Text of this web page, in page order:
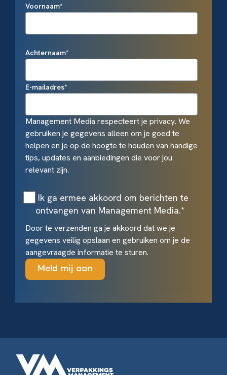
Voornaam*
Achternaam*
E-mailadres*
Management Media respecteert je privacy. We
gebruiken je gegevens alleen om je goed te
helpen en je op de hoogte te houden van handige
tips, updates en aanbiedingen die voor jou
relevant zijn.
Ik ga ermee akkoord om berichten te
ontvangen van Management Media.*
Door te verzenden ga je akkoord dat we je
gegevens veilig opslaan en gebruiken om je de
aangevraagde informatie te sturen.